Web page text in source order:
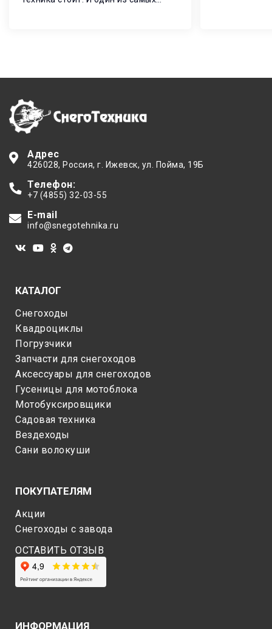
Адрес
426028, Россия, г. Ижевск, ул. Пойма, 19Б
Телефон:
+7 (4855) 32-03-55
E-mail
info@snegotehnika.ru
КАТАЛОГ
Снегоходы
Квадроциклы
Погрузчики
Запчасти для снегоходов
Аксессуары для снегоходов
Гусеницы для мотоблока
Мотобуксировщики
Садовая техника
Вездеходы
Сани волокуши
ПОКУПАТЕЛЯМ
Акции
Снегоходы c завода
ОСТАВИТЬ ОТЗЫВ
ИНФОРМАЦИЯ